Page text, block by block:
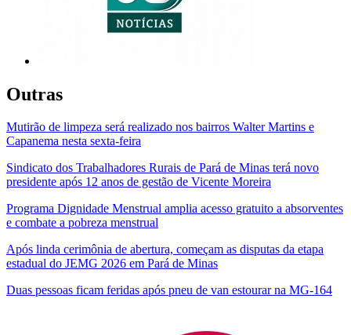
Outras
Mutirão de limpeza será realizado nos bairros Walter Martins e
Capanema nesta sexta-feira
Sindicato dos Trabalhadores Rurais de Pará de Minas terá novo
presidente após 12 anos de gestão de Vicente Moreira
Programa Dignidade Menstrual amplia acesso gratuito a absorventes
e combate a pobreza menstrual
Após linda cerimônia de abertura, começam as disputas da etapa
estadual do JEMG 2026 em Pará de Minas
Duas pessoas ficam feridas após pneu de van estourar na MG-164